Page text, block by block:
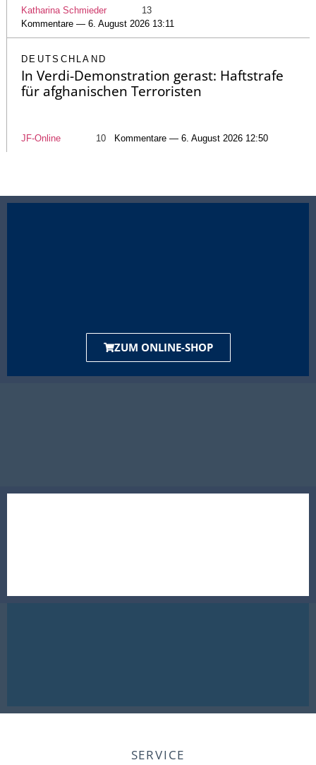
Katharina Schmieder
13
Kommentare — 6. August 2026 13:11
DEUTSCHLAND
In Verdi-Demonstration gerast: Haftstrafe
für afghanischen Terroristen
JF-Online 10 Kommentare — 6. August 2026 12:50
ZUM ONLINE-SHOP
SERVICE